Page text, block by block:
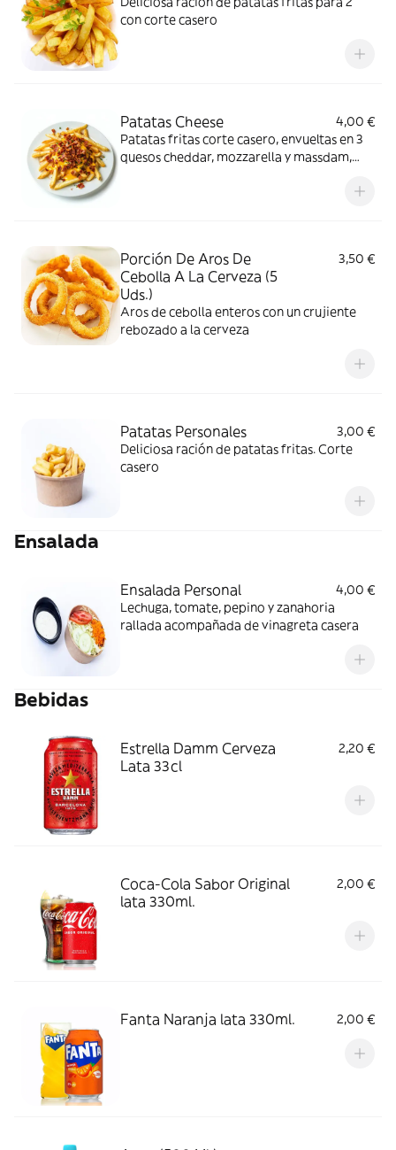
con corte casero
Patatas Cheese
4,00 €
Patatas fritas corte casero, envueltas en 3
quesos cheddar, mozzarella y massdam,
Porción De Aros De
Cebolla A La Cerveza (5
Uds.)
3,50 €
Aros de cebolla enteros con un crujiente
rebozado a la cerveza
Patatas Personales
3,00 €
Deliciosa ración de patatas fritas. Corte
casero
Ensalada
Ensalada Personal
4,00 €
Lechuga, tomate, pepino y zanahoria
rallada acompañada de vinagreta casera
Bebidas
Estrella Damm Cerveza
Lata 33cl
2,20 €
Coca-Cola Sabor Original
lata 330ml.
2,00 €
Fanta Naranja lata 330ml. 2,00 €